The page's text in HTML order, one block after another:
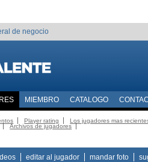
de negocio
MIEMBRO CATALOGO
Player rating
Los jugadores mas
Archivos de jugadores
editar al jugador mandar foto